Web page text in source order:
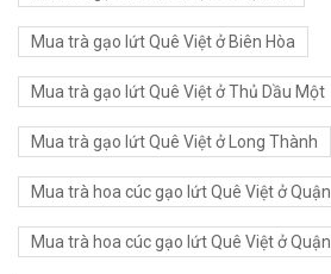
Mua trà gạo lứt Quê Việt ở Biên Hòa
Mua trà gạo lứt Quê Việt ở Thủ Dầu Một
Mua trà gạo lứt Quê Việt ở Long Thành
Mua trà hoa cúc gạo lứt Quê Việt ở
Mua trà hoa cúc gạo lứt Quê Việt ở